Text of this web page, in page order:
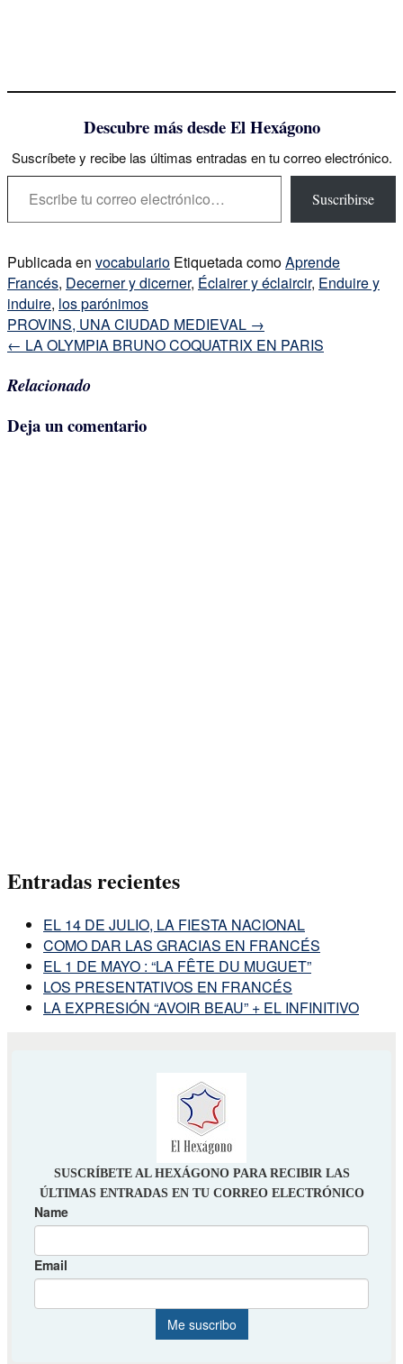
Descubre más desde El Hexágono
Suscríbete y recibe las últimas entradas en tu correo electrónico.
Escribe tu correo electrónico…
Suscribirse
Publicada en vocabulario Etiquetada comoAprende
Francés, Decerner y dicerner, Éclairer y éclaircir, Enduire y
induire, los parónimos
Navegación
de
entrada
PROVINS, UNA CIUDAD MEDIEVAL →
← LA OLYMPIA BRUNO COQUATRIX EN PARIS
Relacionado
Deja un comentario
Entradas recientes
EL 14 DE JULIO, LA FIESTA NACIONAL
COMO DAR LAS GRACIAS EN FRANCÉS
EL 1 DE MAYO : “LA FÊTE DU MUGUET”
LOS PRESENTATIVOS EN FRANCÉS
LA EXPRESIÓN “AVOIR BEAU” + EL INFINITIVO